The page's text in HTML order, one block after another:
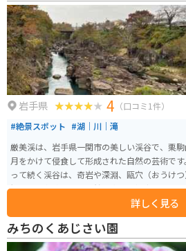
くつろげる休憩スペースも用意されています。 バイクで訪れる際は、道の駅
に隣接する無料駐車場を利用できます。厳美
ているので、バイクでのツーリングにも最適なエリアです
際には、ぜひ道の駅 厳美渓にも立ち寄ってみ
岩手県 4 （口コミ1件）
#絶景スポット #湖｜川｜滝
厳美渓は、岩手県一関市の美しい渓谷で、栗
月をかけて侵食して形成された自然の芸術で
って続く渓谷は、奇岩や深淵、甌穴（おうけ
観は国の名勝および天然記念物に指定されています。 見どころは
団子」と呼ばれる名物です。滝見台から対岸
ワイヤーを使って団子が届けられるユニーク
歩道が整備されており、吊り橋から上流と下
できます。春の新緑や秋の紅葉シーズンは特に
詳しく見る
みちのくあじさい園